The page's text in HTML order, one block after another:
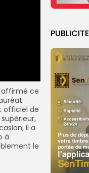
PUBLICITE
affirmé ce
officiel de
il a
à
le